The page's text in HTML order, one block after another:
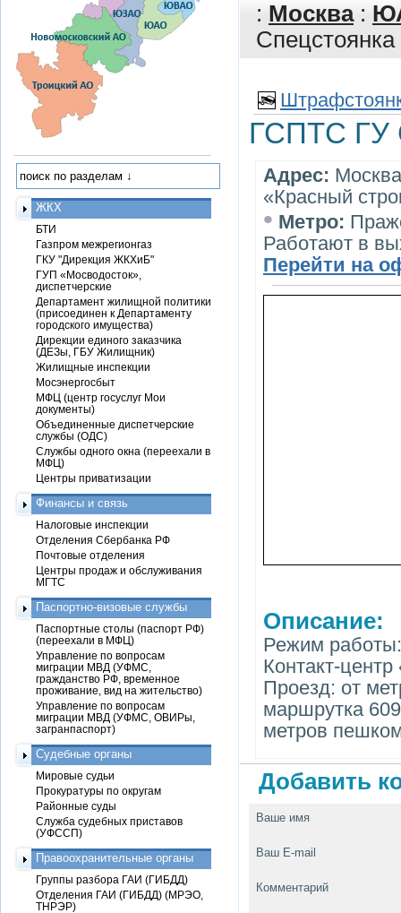
: Москва:
ГСПТС ГУ
Адрес:
«Красный
• Метро:
Работают в
Перейти на
Описание:
Режим работы:
Контакт-
Проезд: от
маршрутка
метров
Добавить
Ваше имя
Ваш E-mail
Комментарий
ЖКХ
БТИ
Газпром межрегионгаз
ГКУ "Дирекция ЖКХиБ"
ГУП «Мосводосток»,
диспетчерские
Департамент жилищной политики
(присоединен к Департаменту
городского имущества)
Дирекции единого заказчика
(ДЕЗы, ГБУ Жилищник)
Жилищные инспекции
Мосэнергосбыт
МФЦ (центр госуслуг Мои
документы)
Объединенные диспетчерские
службы (ОДС)
Службы одного окна (переехали в
МФЦ)
Центры приватизации
Финансы и связь
Налоговые инспекции
Отделения Сбербанка РФ
Почтовые отделения
Центры продаж и обслуживания
МГТС
Паспортно-визовые службы
Паспортные столы (паспорт РФ)
(переехали в МФЦ)
Управление по вопросам
миграции МВД (УФМС,
гражданство РФ, временное
проживание, вид на жительство)
Управление по вопросам
миграции МВД (УФМС, ОВИРы,
загранпаспорт)
Судебные органы
Мировые судьи
Прокуратуры по округам
Районные суды
Служба судебных приставов
(УФССП)
Правоохранительные органы
Группы разбора ГАИ (ГИБДД)
Отделения ГАИ (ГИБДД) (МРЭО,
ТНРЭР)